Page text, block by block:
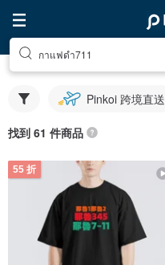
กาแฟดํา711
Pinkoi 跨境直送
找到 61 件商品
55 折